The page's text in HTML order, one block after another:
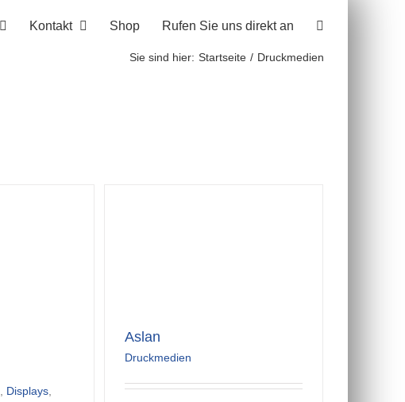
Kontakt Shop Rufen Sie uns direkt an
Sie sind hier: Startseite Druckmedien
, Displays,
Aslan
Druckmedien